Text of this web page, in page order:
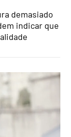
demasiado
indicar que